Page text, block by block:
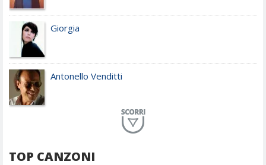
Giorgia
Antonello Venditti
TOP CANZONI